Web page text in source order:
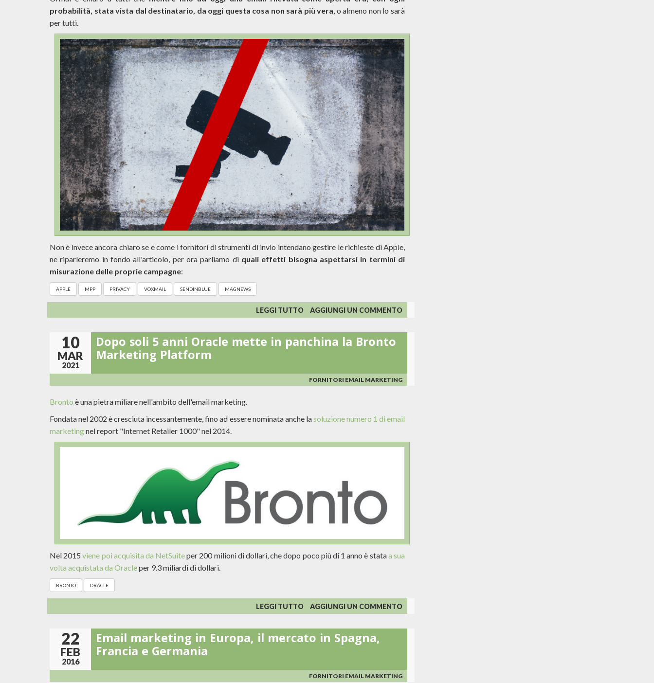
probabilità, stata vista dal destinatario, da oggi questa cosa non sarà più vera, o almeno non lo sarà
per tutti.
Non è invece ancora chiaro se e come i fornitori di strumenti di invio intendano gestire le richieste di Apple,
ne riparleremo in fondo all'articolo, per ora parliamo di quali effetti bisogna aspettarsi in termini di
misurazione delle proprie campagne:
APPLE MPP PRIVACY VOXMAIL SENDINBLUE MAGNEWS
LEGGI TUTTO SU
APPLE
PRIVACY
PROTECTION:
PER
I
AGGIUNGI UN COMMENTO
10
MAR
2021
Dopo soli 5 anni Oracle mette in panchina la Bronto
Marketing Platform
FORNITORI EMAIL MARKETING
Bronto è una pietra miliare nell'ambito dell'email marketing.
Fondata nel 2002 è cresciuta incessantemente, fino ad essere nominata anche lasoluzione numero 1 di email
marketingnel report "Internet Retailer 1000" nel 2014.
Nel 2015viene poi acquisita da NetSuiteper 200 milioni di dollari, che dopo poco più di 1 anno è stataa sua
volta acquistata da Oracleper 9.3 miliardi di dollari.
BRONTO ORACLE
LEGGI TUTTO SU
DOPO
5
ANNI
IN
AGGIUNGI UN COMMENTO
22
FEB
2016
Email marketing in Europa, il mercato in Spagna,
Francia e Germania
FORNITORI EMAIL MARKETING